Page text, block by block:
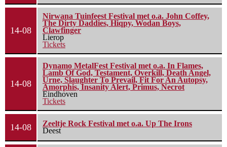
14-08
Nirwana Tuinfeest Festival met o.a. John Coffey,
The Dirty Daddies, Hiqpy, Wodan Boys,
Clawfinger
Lierop
Tickets
14-08
Dynamo MetalFest Festival met o.a. In Flames,
Lamb Of God, Testament, Overkill, Death Angel,
Urne, Slaughter To Prevail, Fit For An Autopsy,
Amorphis, Insanity Alert, Primus, Necrot
Eindhoven
Tickets
14-08
Zeeltje Rock Festival met o.a. Up The Irons
Deest